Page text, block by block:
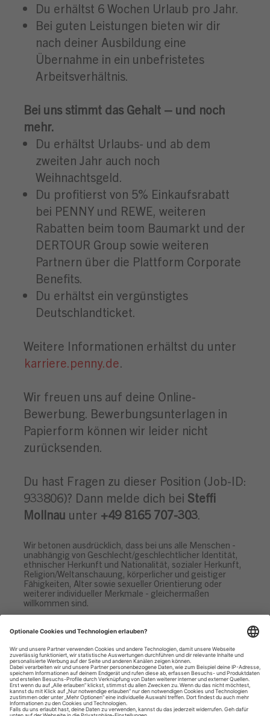
Du erhältst 6 Wochen Urlaub pro Jahr.
Bei guten Leistungen bieten wir dir
nach deiner Ausbildung eine
Übernahme in ein unbefristetes
Arbeitsverhältnis.
Bei uns stimmt das Gehalt – und noch
mehr.
Du erhältst Urlaubs- und ab dem
zweiten Jahr auch noch
Weihnachtsgeld.
Du profitierst von 5% Einkaufsrabatt
bei PENNY und REWE, weiteren
Rabatten beim toom Baumarkt und der
DERTOUR Group sowie weiteren
Partnern über die Plattform Corporate
Benefits.
Du erhältst ein vergünstigtes
Deutschlandticket.
Weitere Informationen erhältst du unter
karriere.penny.de.
Wir freuen uns auf deine Online-
Bewerbung. Bewerbungsunterlagen in
Papierform können wir leider nicht
zurücksenden.
Du hast Fragen zu dieser Position (Job-ID:
933806)? Dann melde dich bei Steffi
Mollnau unter +49 8165 707-303.
Wir betonen ausdrücklich, dass bei uns alle Menschen -
unabhängig von Geschlecht/geschlechtlicher Identität,
ethnischer Herkunft und Nationalität, sozialer Herkunft,
Religion/Weltanschauung, körperlicher und geistiger
Fähigkeiten, Alter sowie sexueller Orientierung oder
weiterer individueller Merkmale - gleichermaßen
willkommen sind.
Datenschutzhinweise
Impressum